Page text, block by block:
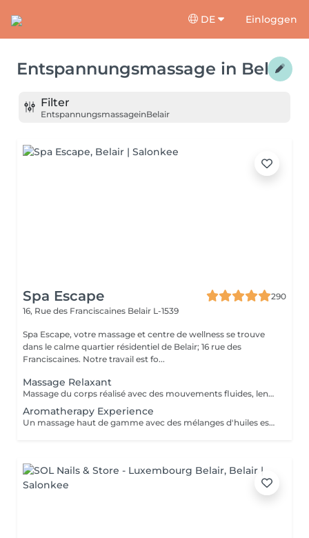
DE Einloggen
Entspannungsmassage in Belair
Filter
EntspannungsmassageinBelair
Spa Escape
290
16, Rue des Franciscaines Belair L-1539
Spa Escape, votre massage et centre de wellness se trouve
dans le calme quartier résidentiel de Belair; 16 rue des
Franciscaines. Notre travail est fo...
Massage Relaxant
Massage du corps réalisé avec des mouvements fluides, lents et enveloppants qui avec une pression légère, vous offrira une détente profonde du corps et de l'esprit. Ce soin commence par un rafraîchissement stimulant des pieds pour favoriser la circulation sanguine et la relaxation. Pression légère à médium
Aromatherapy Experience
Un massage haut de gamme avec des mélanges d'huiles essentielles bio pour vous relaxer et vous revitaliser. Les techniques de massage et les huiles sont soigneusement sélectionnés et adaptés à chaque personne selon vos besoins spécifiques.Ce soin commence par un rafraîchissement stimulant des pieds pour favoriser la circulation sanguine et la relaxation.